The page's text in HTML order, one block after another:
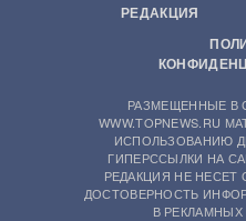
РЕДАКЦИЯ
РАЗМЕЩЕННЫЕ В
WWW.TOPNEWS.RU
ИСПОЛЬЗОВАНИЮ
ГИПЕРССЫЛКИ НА
РЕДАКЦИЯ НЕ
ДОСТОВЕРНОСТЬ
В